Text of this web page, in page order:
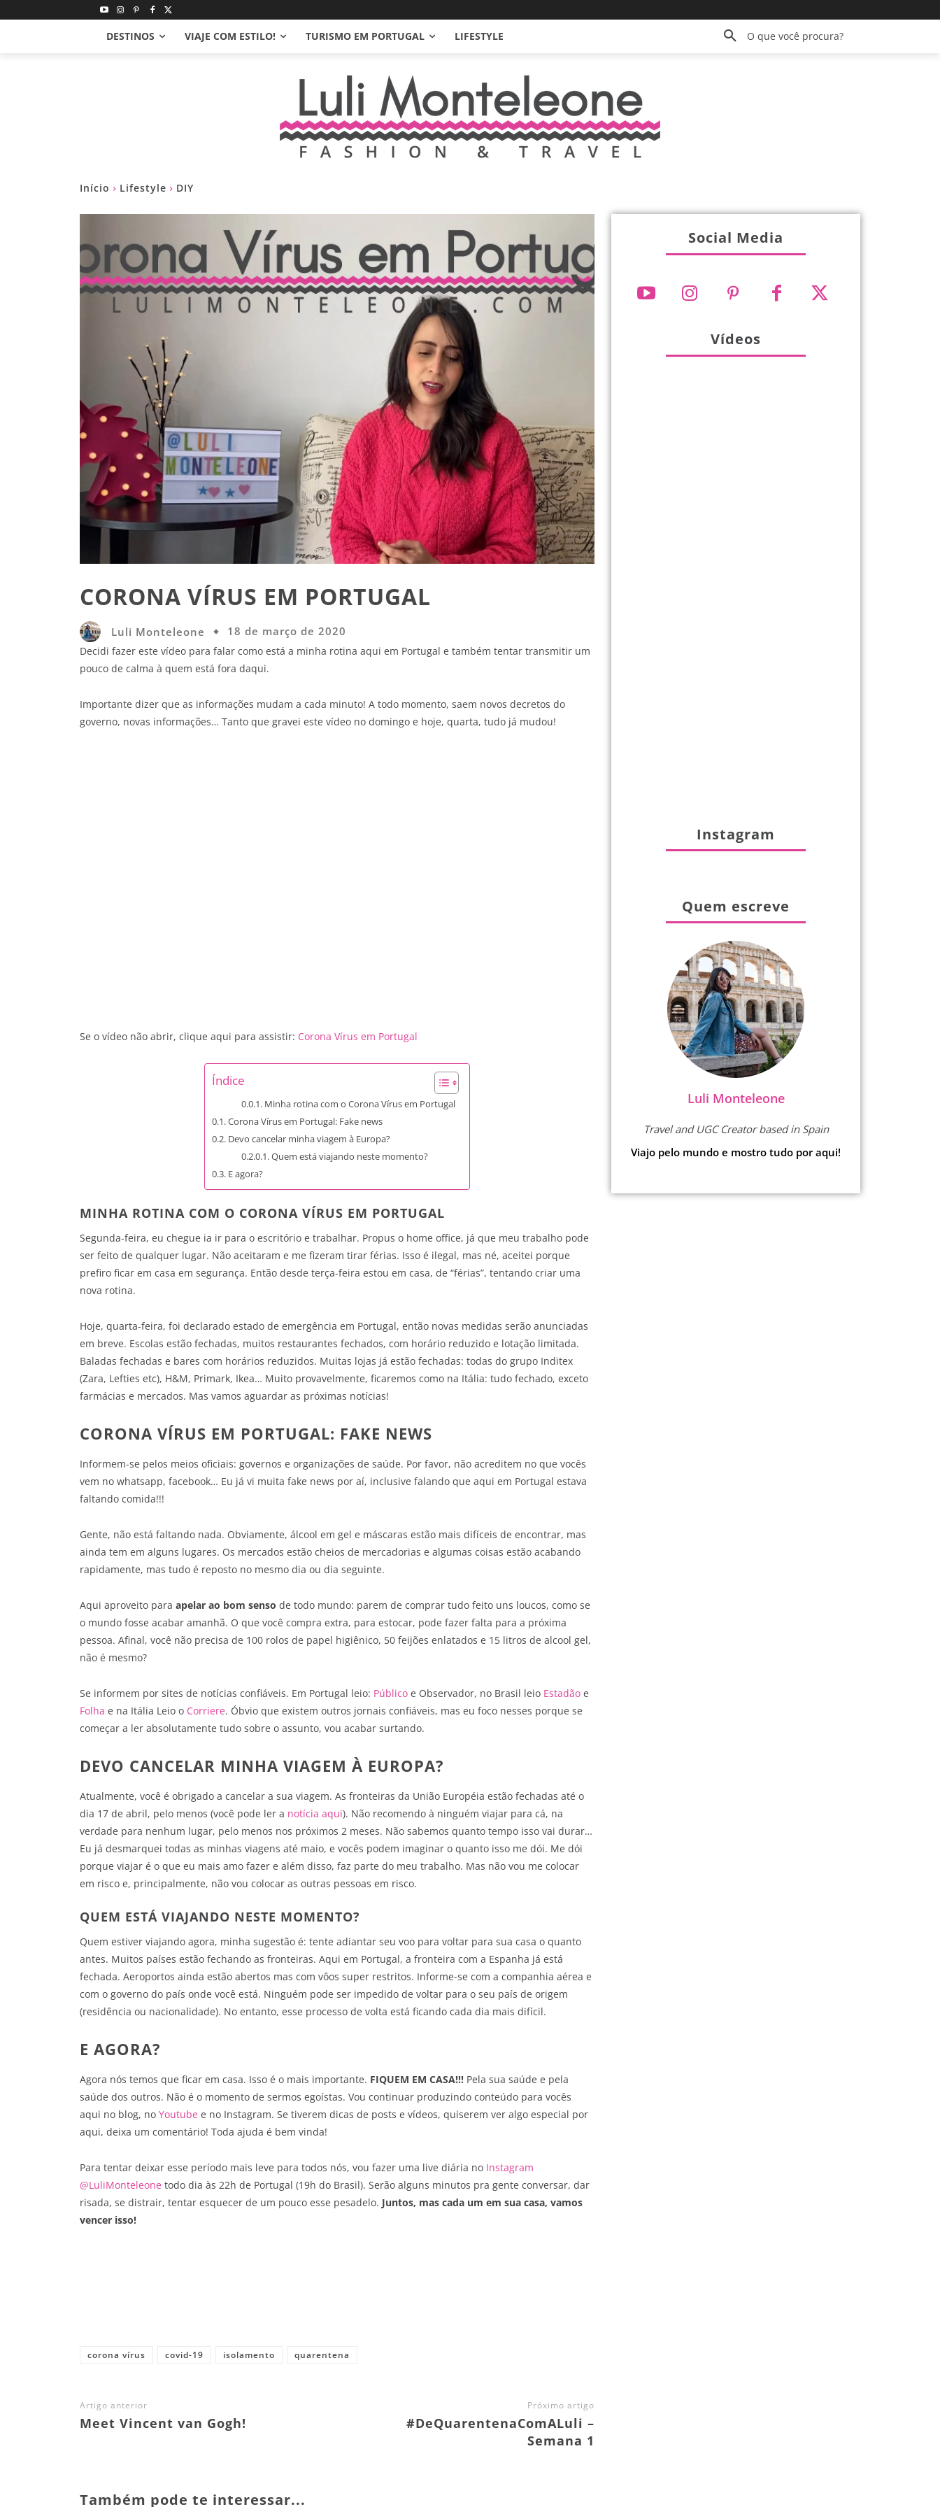
DESTINOS VIAJE COM ESTILO! TURISMO EM PORTUGAL LIFESTYLE O que você procura?
Início Lifestyle DIY
CORONA VÍRUS EM PORTUGAL
Luli Monteleone 18 de março de 2020
Decidi fazer este vídeo para falar como está a minha rotina aqui em Portugal e também tentar transmitir um
pouco de calma à quem está fora daqui.
Importante dizer que as informações mudam a cada minuto! A todo momento, saem novos decretos do
governo, novas informações… Tanto que gravei este vídeo no domingo e hoje, quarta, tudo já mudou!
Se o vídeo não abrir, clique aqui para assistir: Corona Vírus em Portugal
Índice
Minha rotina com o Corona Vírus em Portugal
Corona Vírus em Portugal: Fake news
Devo cancelar minha viagem à Europa?
Quem está viajando neste momento?
E agora?
MINHA ROTINA COM O CORONA VÍRUS EM PORTUGAL
Segunda-feira, eu chegue ia ir para o escritório e trabalhar. Propus o home office, já que meu trabalho pode
ser feito de qualquer lugar. Não aceitaram e me fizeram tirar férias. Isso é ilegal, mas né, aceitei porque
prefiro ficar em casa em segurança. Então desde terça-feira estou em casa, de “férias”, tentando criar uma
nova rotina.
Hoje, quarta-feira, foi declarado estado de emergência em Portugal, então novas medidas serão anunciadas
em breve. Escolas estão fechadas, muitos restaurantes fechados, com horário reduzido e lotação limitada.
Baladas fechadas e bares com horários reduzidos. Muitas lojas já estão fechadas: todas do grupo Inditex
(Zara, Lefties etc), H&M, Primark, Ikea… Muito provavelmente, ficaremos como na Itália: tudo fechado, exceto
farmácias e mercados. Mas vamos aguardar as próximas notícias!
CORONA VÍRUS EM PORTUGAL: FAKE NEWS
Informem-se pelos meios oficiais: governos e organizações de saúde. Por favor, não acreditem no que vocês
vem no whatsapp, facebook… Eu já vi muita fake news por aí, inclusive falando que aqui em Portugal estava
faltando comida!!!
Gente, não está faltando nada. Obviamente, álcool em gel e máscaras estão mais difíceis de encontrar, mas
ainda tem em alguns lugares. Os mercados estão cheios de mercadorias e algumas coisas estão acabando
rapidamente, mas tudo é reposto no mesmo dia ou dia seguinte.
Aqui aproveito para apelar ao bom senso de todo mundo: parem de comprar tudo feito uns loucos, como se
o mundo fosse acabar amanhã. O que você compra extra, para estocar, pode fazer falta para a próxima
pessoa. Afinal, você não precisa de 100 rolos de papel higiênico, 50 feijões enlatados e 15 litros de alcool gel,
não é mesmo?
Se informem por sites de notícias confiáveis. Em Portugal leio: Público e Observador, no Brasil leio Estadão e
Folha e na Itália Leio o Corriere. Óbvio que existem outros jornais confiáveis, mas eu foco nesses porque se
começar a ler absolutamente tudo sobre o assunto, vou acabar surtando.
DEVO CANCELAR MINHA VIAGEM À EUROPA?
Atualmente, você é obrigado a cancelar a sua viagem. As fronteiras da União Européia estão fechadas até o
dia 17 de abril, pelo menos (você pode ler a notícia aqui). Não recomendo à ninguém viajar para cá, na
verdade para nenhum lugar, pelo menos nos próximos 2 meses. Não sabemos quanto tempo isso vai durar…
Eu já desmarquei todas as minhas viagens até maio, e vocês podem imaginar o quanto isso me dói. Me dói
porque viajar é o que eu mais amo fazer e além disso, faz parte do meu trabalho. Mas não vou me colocar
em risco e, principalmente, não vou colocar as outras pessoas em risco.
QUEM ESTÁ VIAJANDO NESTE MOMENTO?
Quem estiver viajando agora, minha sugestão é: tente adiantar seu voo para voltar para sua casa o quanto
antes. Muitos países estão fechando as fronteiras. Aqui em Portugal, a fronteira com a Espanha já está
fechada. Aeroportos ainda estão abertos mas com vôos super restritos. Informe-se com a companhia aérea e
com o governo do país onde você está. Ninguém pode ser impedido de voltar para o seu país de origem
(residência ou nacionalidade). No entanto, esse processo de volta está ficando cada dia mais difícil.
E AGORA?
Agora nós temos que ficar em casa. Isso é o mais importante. FIQUEM EM CASA!!! Pela sua saúde e pela
saúde dos outros. Não é o momento de sermos egoístas. Vou continuar produzindo conteúdo para vocês
aqui no blog, no Youtube e no Instagram. Se tiverem dicas de posts e vídeos, quiserem ver algo especial por
aqui, deixa um comentário! Toda ajuda é bem vinda!
Para tentar deixar esse período mais leve para todos nós, vou fazer uma live diária no Instagram
@LuliMonteleone todo dia às 22h de Portugal (19h do Brasil). Serão alguns minutos pra gente conversar, dar
risada, se distrair, tentar esquecer de um pouco esse pesadelo. Juntos, mas cada um em sua casa, vamos
vencer isso!
corona vírus covid-19 isolamento quarentena
Artigo anterior
Meet Vincent van Gogh!
Próximo artigo
#DeQuarentenaComALuli –
Semana 1
Também pode te interessar...
Social Media
Vídeos
Instagram
Quem escreve
Luli Monteleone
Travel and UGC Creator based in Spain
Viajo pelo mundo e mostro tudo por aqui!